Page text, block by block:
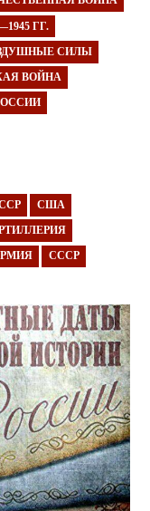
ГГ.
СИЛЫ
ВОЙНА
США
СССР